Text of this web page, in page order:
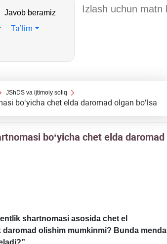
Javob beramiz
Ta’lim
JShDS va ijtimoiy soliq
boʻyicha chet elda daromad olgan boʻlsa
boʻyicha chet elda daromad
shartnomasi asosida chet el
olishim mumkinmi? Bunda menda